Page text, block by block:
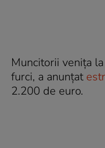
Muncitorii venița
furci, a anunțat
2.200 de euro.